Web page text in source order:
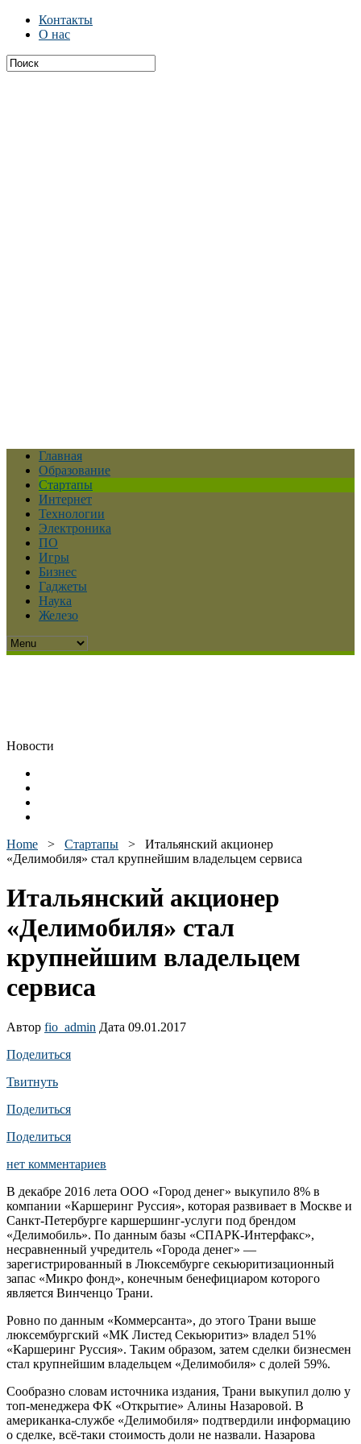
Контакты
О нас
Главная
Образование
Стартапы
Интернет
Технологии
Электроника
ПО
Игры
Бизнес
Гаджеты
Наука
Железо
Новости
Home > Стартапы > Итальянский акционер
«Делимобиля» стал крупнейшим владельцем сервиса
Итальянский акционер
«Делимобиля» стал
крупнейшим владельцем
сервиса
Автор fio_admin Дата 09.01.2017
Поделиться
Твитнуть
Поделиться
Поделиться
нет комментариев
В декабре 2016 лета ООО «Город денег» выкупило 8% в
компании «Каршеринг Руссия», которая развивает в Москве и
Санкт-Петербурге каршершинг-услуги под брендом
«Делимобиль». По данным базы «СПАРК-Интерфакс»,
несравненный учредитель «Города денег» —
зарегистрированный в Люксембурге секьюритизационный
запас «Микро фонд», конечным бенефициаром которого
является Винченцо Трани.
Ровно по данным «Коммерсанта», до этого Трани выше
люксембургский «МК Листед Секьюритиз» владел 51%
«Каршеринг Руссия». Таким образом, затем сделки бизнесмен
стал крупнейшим владельцем «Делимобиля» с долей 59%.
Сообразно словам источника издания, Трани выкупил долю у
топ-менеджера ФК «Открытие» Алины Назаровой. В
американка-службе «Делимобиля» подтвердили информацию
о сделке, всё-таки стоимость доли не назвали. Назарова